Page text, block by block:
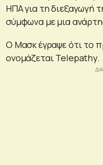
ΗΠΑ για τη διεξαγωγή
σύμφωνα με μια
Ο Μασκ έγραψε ότι το
ονομάζεται Telepathy.